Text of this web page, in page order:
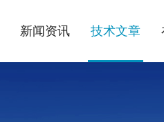
新闻资讯 技术文章